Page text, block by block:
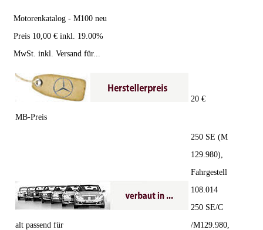
Motorenkatalog - M100 neu
Preis 10,00 € inkl. 19.00%
MwSt. inkl. Versand für...
MB-Preis
20 €
alt passend für
250 SE (M
129.980),
Fahrgestell
108.014
250 SE/C
/M129.980,